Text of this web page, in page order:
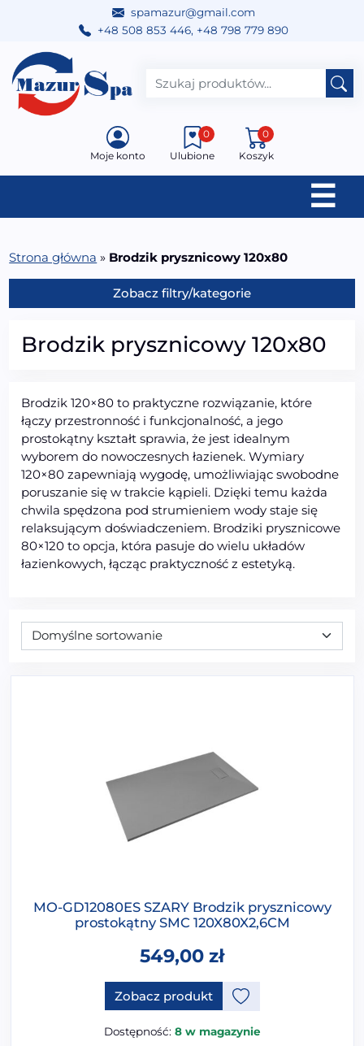
spamazur@gmail.com
+48 508 853 446, +48 798 779 890
Przejdź do treści
Main Navigation
Moje konto Ulubione
0
Koszyk
0
☰
Strona główna » Brodzik prysznicowy 120x80
Zobacz filtry/kategorie
Brodzik prysznicowy 120x80
Brodzik 120×80 to praktyczne rozwiązanie, które
łączy przestronność i funkcjonalność, a jego
prostokątny kształt sprawia, że jest idealnym
wyborem do nowoczesnych łazienek. Wymiary
120×80 zapewniają wygodę, umożliwiając swobodne
poruszanie się w trakcie kąpieli. Dzięki temu każda
chwila spędzona pod strumieniem wody staje się
relaksującym doświadczeniem. Brodziki prysznicowe
80×120 to opcja, która pasuje do wielu układów
łazienkowych, łącząc praktyczność z estetyką.
MO-GD12080ES SZARY Brodzik prysznicowy
prostokątny SMC 120X80X2,6CM
549,00 zł
Zobacz produktTen produkt ma opcje, które
Dostępność: 8 w magazynie